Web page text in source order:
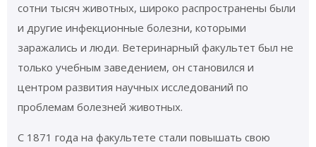
сотни тысяч животных, широко распространены были
и другие инфекционные болезни, которыми
заражались и люди. Ветеринарный факультет был не
только учебным заведением, он становился и
центром развития научных исследований по
проблемам болезней животных.
С 1871 года на факультете стали повышать свою